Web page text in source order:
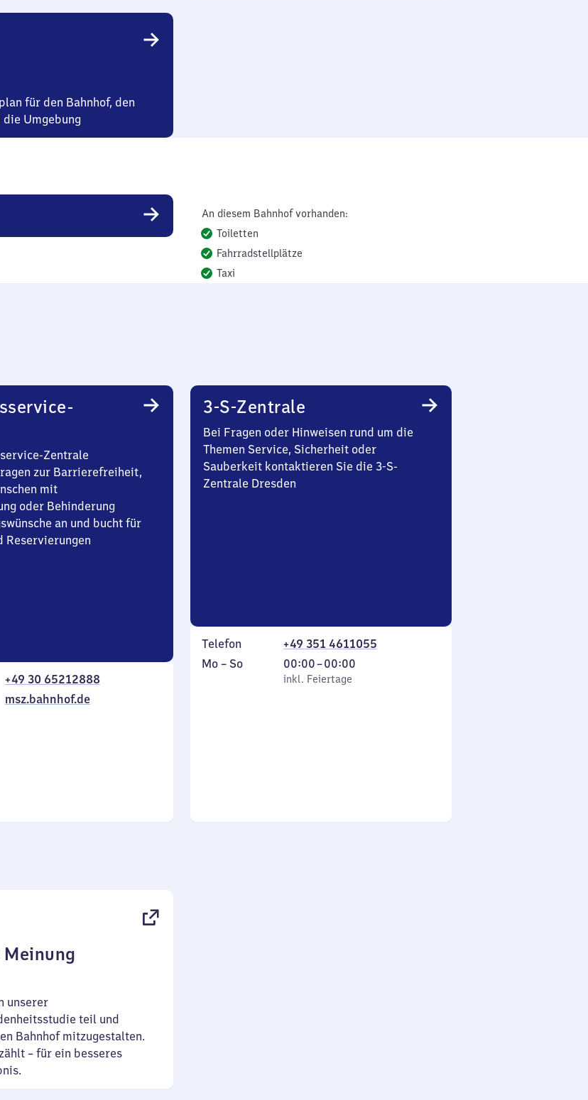
für den Bahnhof, den
Umgebung
An diesem Bahnhof vorhanden:
Toiletten
Fahrradstellplätze
Taxi
Zentrale
zur Barrierefreiheit,
mit
oder Behinderung
an und bucht für
Reservierungen
+49 30 65212888
msz.bahnhof.de
3-S-Zentrale
Bei Fragen oder Hinweisen rund um die
Themen Service, Sicherheit oder
Sauberkeit kontaktieren Sie die 3-S-
Zentrale Dresden
Telefon
+49 351 4611055
Montag
Mo – So,
inkl. Feiertage
00:00–00:00
Von
0
inkl. Feiertage
unserer
teil und
Bahnhof mitzugestalten.
– für ein besseres